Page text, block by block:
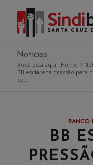
Notícias
Você está aqui: Home /
BB esclarece pressão para
da...
BANCO
BB